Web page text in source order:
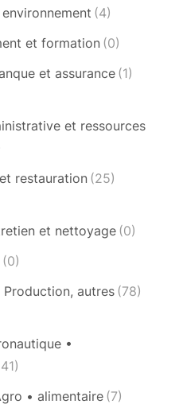
(4)
et formation (0)
et assurance (1)
et ressources
restauration (25)
et nettoyage(0)
(0)
Production, autres (78)
•
• alimentaire (7)